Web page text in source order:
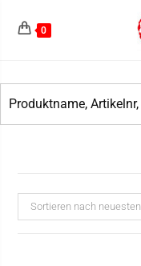
0
Sortieren nach neuesten